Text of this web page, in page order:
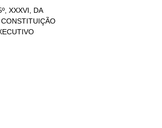
XXXVI, DA